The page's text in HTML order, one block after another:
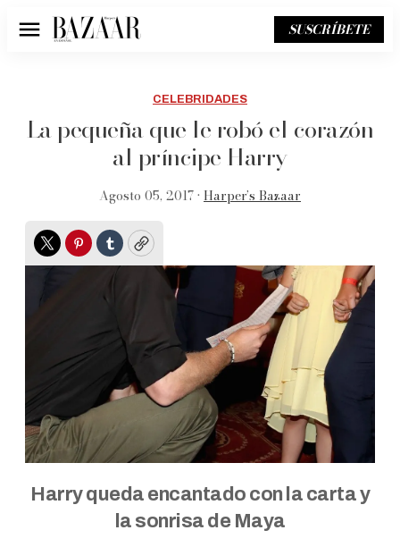
Menú SUSCRÍBETE
CELEBRIDADES
La pequeña que le robó el corazón
al príncipe Harry
Agosto 05, 2017 • Harper’s Bazaar
TwitterPinterest
TumblrCopy
Harry queda encantado con la carta y
la sonrisa de Maya